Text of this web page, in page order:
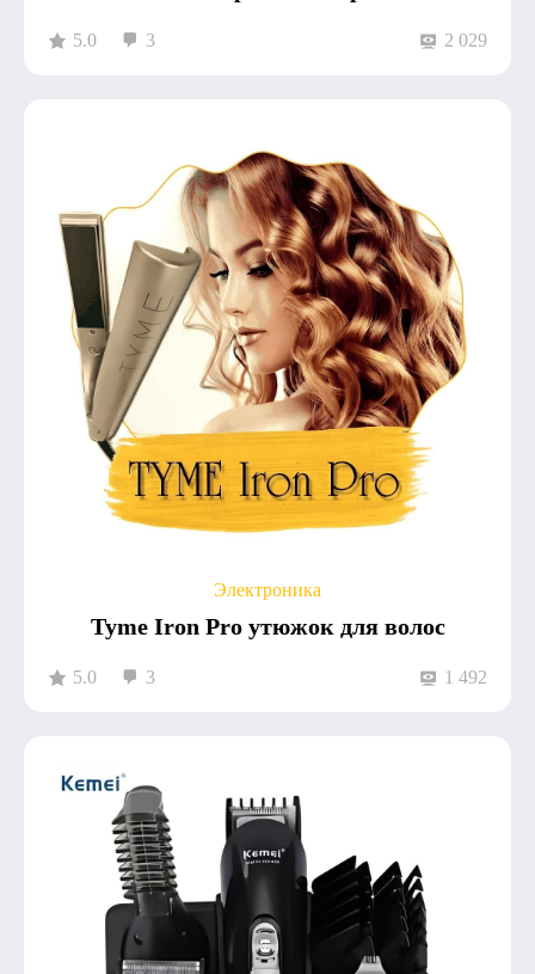
5.0 3 2 029
Электроника
Tyme Iron Pro утюжок для волос
5.0 3 1 492